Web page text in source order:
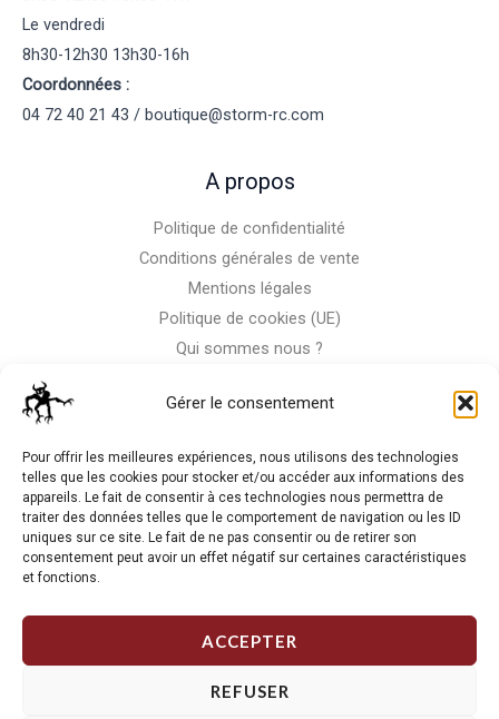
Gérer le consentement
Pour offrir les meilleures expériences, nous utilisons des technologies
telles que les cookies pour stocker et/ou accéder aux informations des
appareils. Le fait de consentir à ces technologies nous permettra de
traiter des données telles que le comportement de navigation ou les ID
uniques sur ce site. Le fait de ne pas consentir ou de retirer son
consentement peut avoir un effet négatif sur certaines caractéristiques
et fonctions.
ACCEPTER
REFUSER
Le vendredi
8h30-12h30 13h30-16h
Coordonnées :
04 72 40 21 43 / boutique@storm-rc.com
A propos
Politique de confidentialité
Conditions générales de vente
Mentions légales
Politique de cookies (UE)
Qui sommes nous ?
La RC n'est pas notre seule passion, venez visiter notre shop
de motos